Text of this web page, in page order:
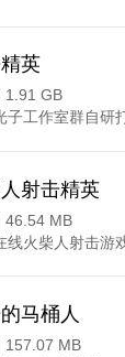
英
1.91 GB
子工作室群自研
射击精英
46.54 MB
线火柴人射击游
马桶人
157.07 MB